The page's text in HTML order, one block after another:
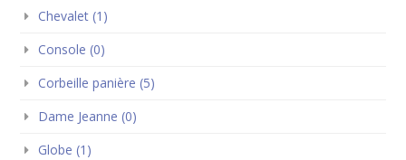
Chevalet (1)
Console (0)
Corbeille panière (5)
Dame Jeanne (0)
Globe (1)